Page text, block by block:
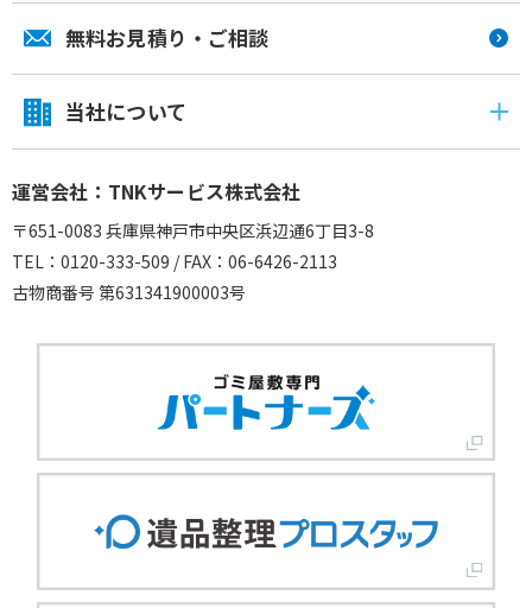
無料お見積り・ご相談
当社について
運営会社：TNKサービス株式会社
〒651-0083 兵庫県神戸市中央区浜辺通6丁目3-8
TEL：0120-333-509 / FAX：06-6426-2113
古物商番号 第631341900003号